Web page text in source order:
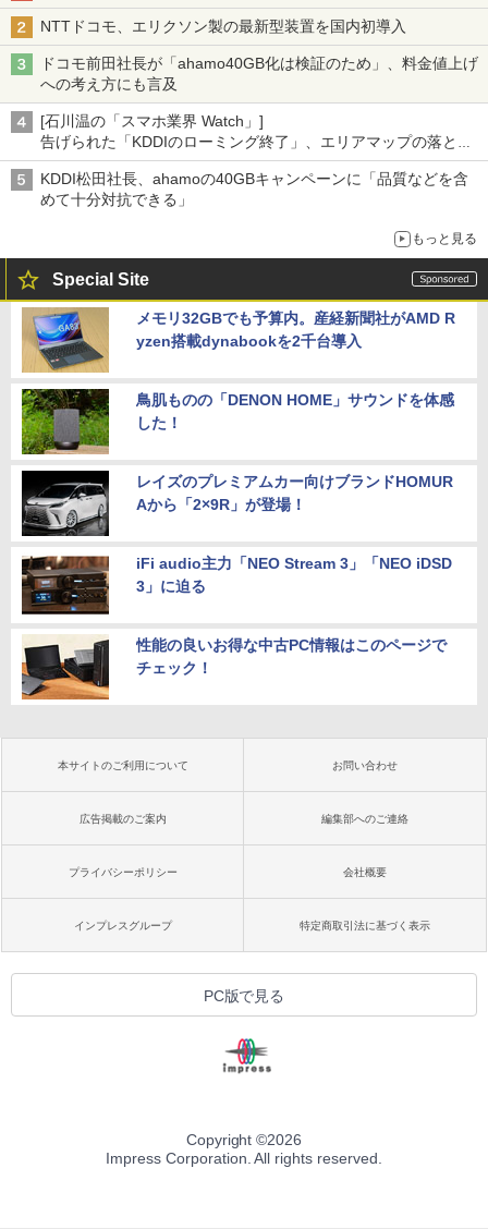
NTTドコモ、エリクソン製の最新型装置を国内初導入
ドコモ前田社長が「ahamo40GB化は検証のため」、料金値上げ
への考え方にも言及
[石川温の「スマホ業界 Watch」]
告げられた「KDDIのローミング終了」、エリアマップの落とし
穴と楽天モバイルの課題
KDDI松田社長、ahamoの40GBキャンペーンに「品質などを含
めて十分対抗できる」
もっと見る
Special Site
メモリ32GBでも予算内。産経新聞社がAMD R
yzen搭載dynabookを2千台導入
鳥肌ものの「DENON HOME」サウンドを体感
した！
レイズのプレミアムカー向けブランドHOMUR
Aから「2×9R」が登場！
iFi audio主力「NEO Stream 3」「NEO iDSD
3」に迫る
性能の良いお得な中古PC情報はこのページで
チェック！
本サイトのご利用について お問い合わせ
広告掲載のご案内 編集部へのご連絡
プライバシーポリシー 会社概要
インプレスグループ 特定商取引法に基づく表示
PC版で見る
Copyright ©2026
Impress Corporation. All rights reserved.